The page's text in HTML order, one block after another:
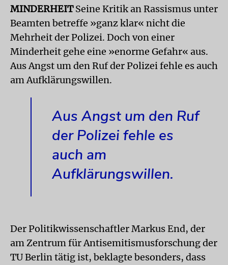
MINDERHEITSeine Kritik an Rassismus unter
Beamten betreffe »ganz klar« nicht die
Mehrheit der Polizei. Doch von einer
Minderheit gehe eine »enorme Gefahr« aus.
Aus Angst um den Ruf der Polizei fehle es auch
am Aufklärungswillen.
Aus Angst um den Ruf
der Polizei fehle es
auch am
Aufklärungswillen.
Der Politikwissenschaftler Markus End, der
am Zentrum für Antisemitismusforschung der
TU Berlin tätig ist, beklagte besonders, dass